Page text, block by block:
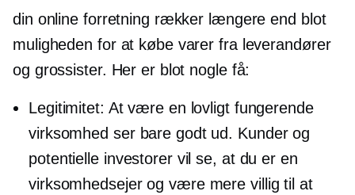
din online forretning rækker længere end blot
muligheden for at købe varer fra leverandører
og grossister. Her er blot nogle få:
Legitimitet: At være en lovligt fungerende
virksomhed ser bare godt ud. Kunder og
potentielle investorer vil se, at du er en
virksomhedsejer og være mere villig til at